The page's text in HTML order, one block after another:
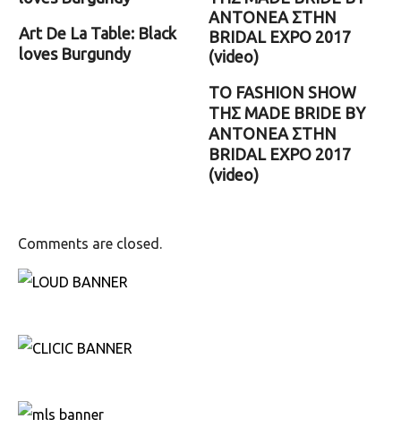
Art De La Table: Black
loves Burgundy
TΟ FASHION SHOW
ΤΗΣ MADE BRIDE BY
ANTONEA ΣΤΗΝ
BRIDAL EXPO 2017
(video)
Comments are closed.